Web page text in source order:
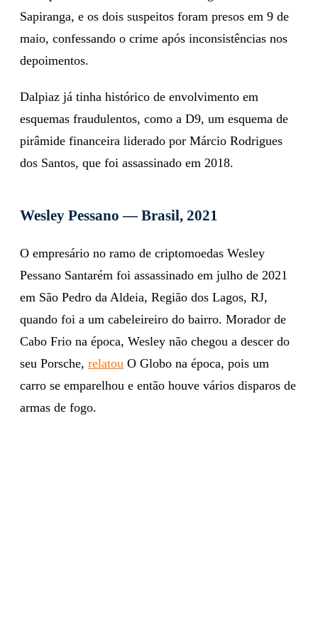
Sapiranga, e os dois suspeitos foram presos em 9 de
maio, confessando o crime após inconsistências nos
depoimentos.
Dalpiaz já tinha histórico de envolvimento em
esquemas fraudulentos, como a D9, um esquema de
pirâmide financeira liderado por Márcio Rodrigues
dos Santos, que foi assassinado em 2018.
Wesley Pessano — Brasil, 2021
O empresário no ramo de criptomoedas Wesley
Pessano Santarém foi assassinado em julho de 2021
em São Pedro da Aldeia, Região dos Lagos, RJ,
quando foi a um cabeleireiro do bairro. Morador de
Cabo Frio na época, Wesley não chegou a descer do
seu Porsche, relatou O Globo na época, pois um
carro se emparelhou e então houve vários disparos de
armas de fogo.